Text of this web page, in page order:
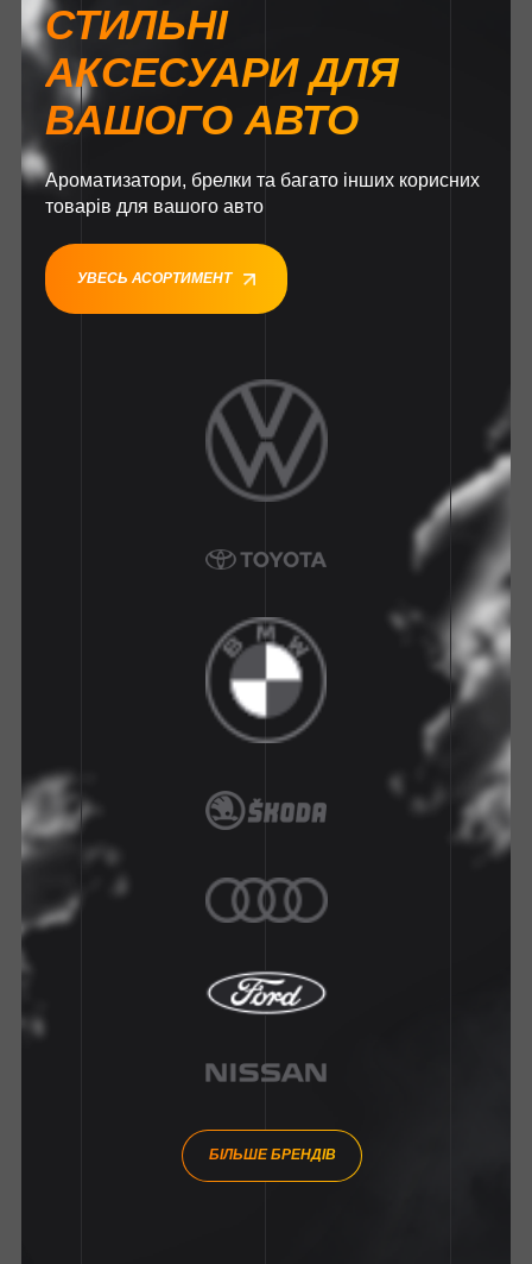
СТИЛЬНІ
АКСЕСУАРИ ДЛЯ
ВАШОГО АВТО
Ароматизатори, брелки та багато інших корисних
товарів для вашого авто
УВЕСЬ АСОРТИМЕНТ
БІЛЬШЕ БРЕНДІВ